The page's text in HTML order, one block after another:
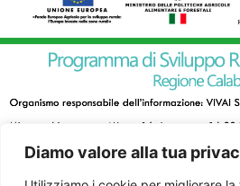
Diamo valore alla tua